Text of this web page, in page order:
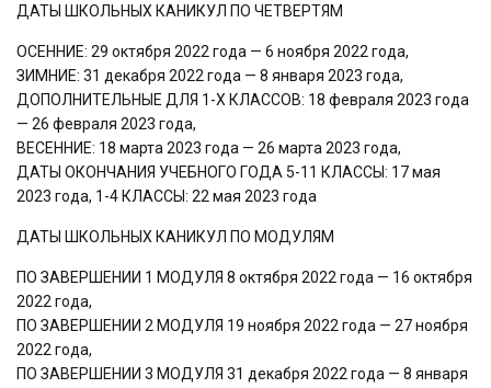
ДАТЫ ШКОЛЬНЫХ КАНИКУЛ ПО ЧЕТВЕРТЯМ
ОСЕННИЕ: 29 октября 2022 года — 6 ноября 2022 года,
ЗИМНИЕ: 31 декабря 2022 года — 8 января 2023 года,
ДОПОЛНИТЕЛЬНЫЕ ДЛЯ 1-Х КЛАССОВ: 18 февраля 2023 года
— 26 февраля 2023 года,
ВЕСЕННИЕ: 18 марта 2023 года — 26 марта 2023 года,
ДАТЫ ОКОНЧАНИЯ УЧЕБНОГО ГОДА 5-11 КЛАССЫ: 17 мая
2023 года, 1-4 КЛАССЫ: 22 мая 2023 года
ДАТЫ ШКОЛЬНЫХ КАНИКУЛ ПО МОДУЛЯМ
ПО ЗАВЕРШЕНИИ 1 МОДУЛЯ 8 октября 2022 года — 16 октября
2022 года,
ПО ЗАВЕРШЕНИИ 2 МОДУЛЯ 19 ноября 2022 года — 27 ноября
2022 года,
ПО ЗАВЕРШЕНИИ 3 МОДУЛЯ 31 декабря 2022 года — 8 января